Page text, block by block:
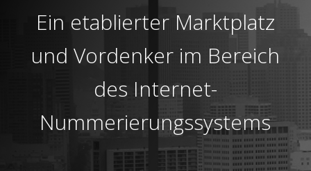
Ein etablierter Marktplatz
und Vordenker im Bereich
des Internet-
Nummerierungssystems